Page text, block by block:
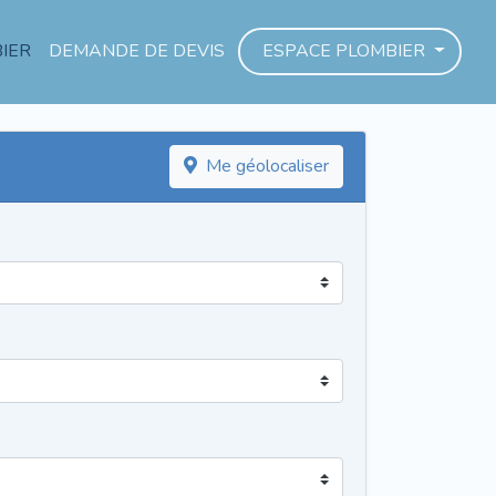
DEMANDE DE DEVIS ESPACE PLOMBIER
Me géolocaliser